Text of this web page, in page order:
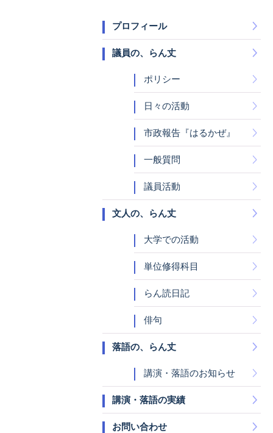
プロフィール
議員の、らん丈
ポリシー
日々の活動
市政報告『はるかぜ』
一般質問
議員活動
文人の、らん丈
大学での活動
単位修得科目
らん読日記
俳句
落語の、らん丈
講演・落語のお知らせ
講演・落語の実績
お問い合わせ